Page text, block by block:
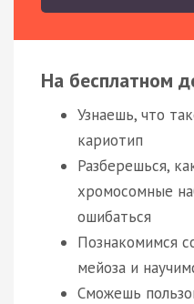
На бесплатном
Узнаешь, что
кариотип
Разберешься,
хромосомные
ошибаться
Познакомимся
мейоза и
Сможешь